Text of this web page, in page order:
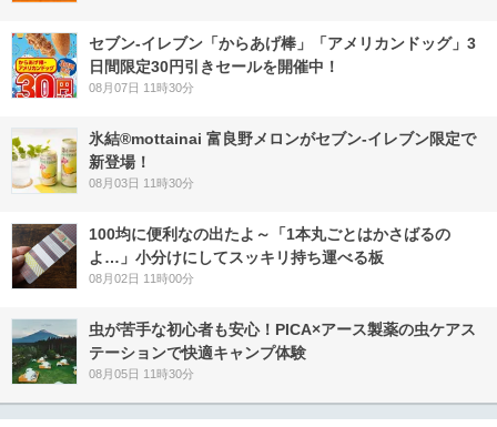
セブン‐イレブン「からあげ棒」「アメリカンドッグ」3
日間限定30円引きセールを開催中！
08月07日 11時30分
氷結®mottainai 富良野メロンがセブン‐イレブン限定で
新登場！
08月03日 11時30分
100均に便利なの出たよ～「1本丸ごとはかさばるの
よ…」小分けにしてスッキリ持ち運べる板
08月02日 11時00分
虫が苦手な初心者も安心！PICA×アース製薬の虫ケアス
テーションで快適キャンプ体験
08月05日 11時30分